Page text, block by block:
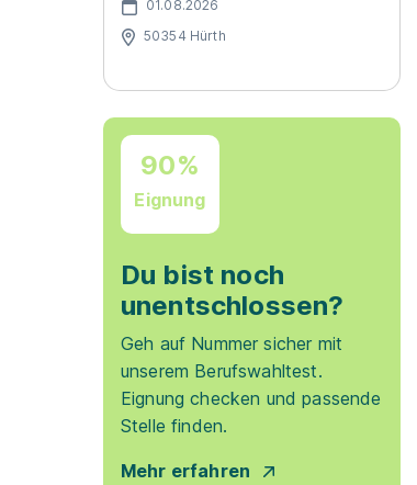
01.08.2026
50354 Hürth
90%
Eignung
Du bist noch
unentschlossen?
Geh auf Nummer sicher mit
unserem Berufswahltest.
Eignung checken und passende
Stelle finden.
Mehr erfahren